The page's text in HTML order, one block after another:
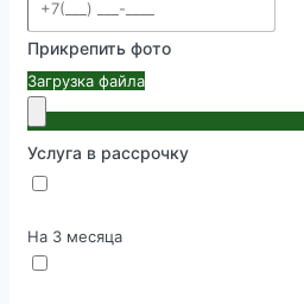
Прикрепить фото
Загрузка файла
Услуга в рассрочку
На 3 месяца